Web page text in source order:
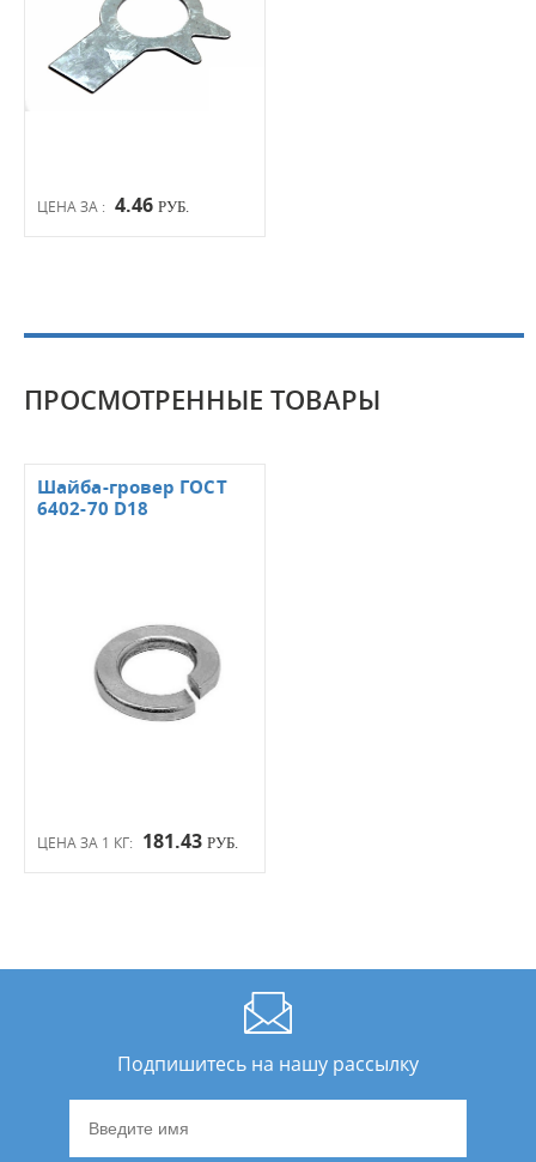
ЦЕНА ЗА : 4.46 РУБ.
ПРОСМОТРЕННЫЕ ТОВАРЫ
ЦЕНА ЗА 1 КГ: 181.43 РУБ.
Шайба-гровер ГОСТ
6402-70 D18
Подпишитесь на нашу рассылку